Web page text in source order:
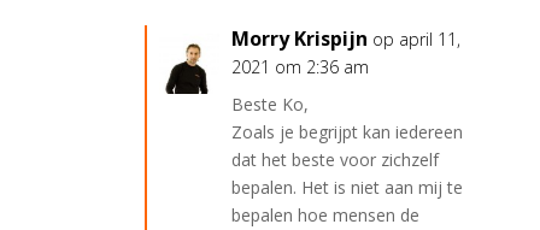
Morry Krispijn op april 11,
2021 om 2:36 am
Beste Ko,
Zoals je begrijpt kan iedereen
dat het beste voor zichzelf
bepalen. Het is niet aan mij te
bepalen hoe mensen de